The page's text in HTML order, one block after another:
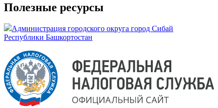
Полезные ресурсы
Администрация городского округа город Сибай
Республики Башкортостан